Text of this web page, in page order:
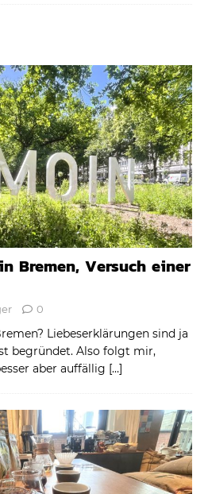
Bremen, Versuch einer
0
Liebeserklärungen sind ja
begründet. Also folgt mir,
aber auffällig […]